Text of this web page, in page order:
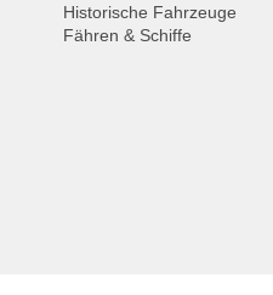
Historische Fahrzeuge
Fähren & Schiffe